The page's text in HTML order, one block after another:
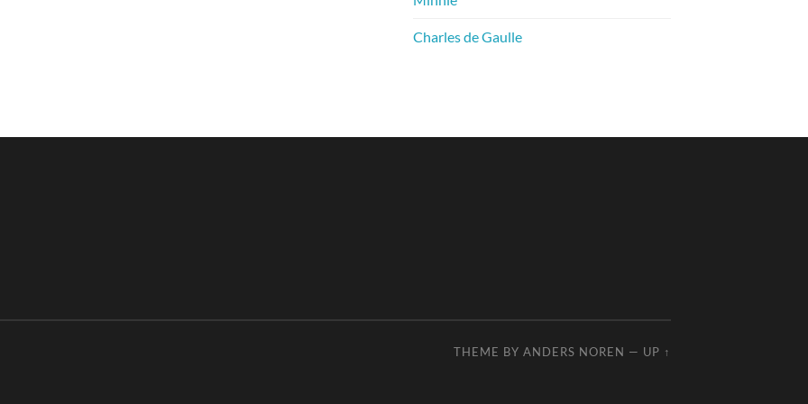
Charles de Gaulle
THEME BY ANDERS NOREN — UP ↑